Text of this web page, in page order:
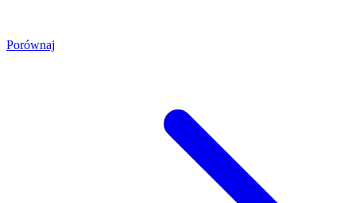
Porównaj